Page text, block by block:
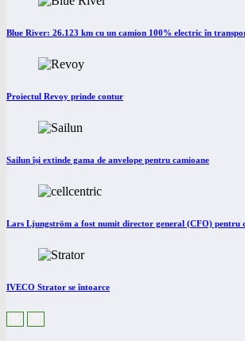
Blue River: 26.123 km cu un camion 100% electric în
Proiectul Revoy prinde contur
Sailun își extinde gama de anvelope pentru camioane
Lars Ljungström a fost numit director general (CFO) pentru
IVECO Strator se întoarce